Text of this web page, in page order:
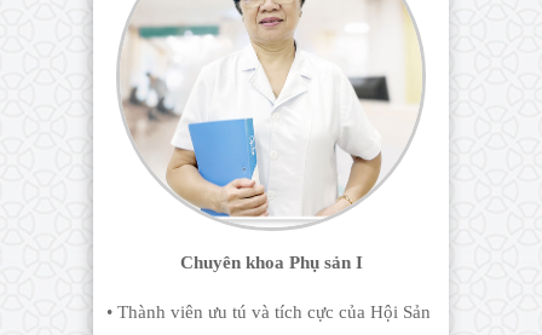
Chuyên khoa Phụ sản I
• Thành viên ưu tú và tích cực của Hội Sản